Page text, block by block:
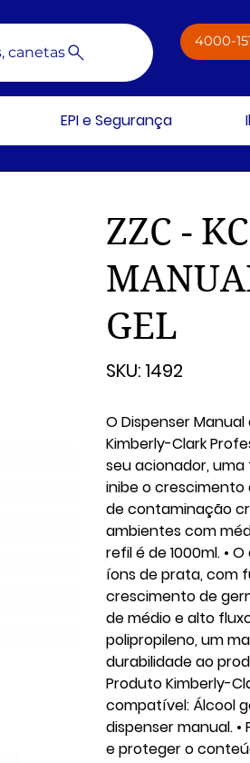
canetas
4000-
EPI e Segurança
ZZC -
GEL
SKU:
1492
1492
O Dispenser
Kimberly-Clark
seu acionador,
inibe o crescimento
de contaminação
ambientes com
refil é de 1000ml. •
íons de prata, com
crescimento de
de médio e alto
polipropileno, um
durabilidade ao
Produto Kimberly-
compatível: Álcool
dispenser manual.
e proteger o